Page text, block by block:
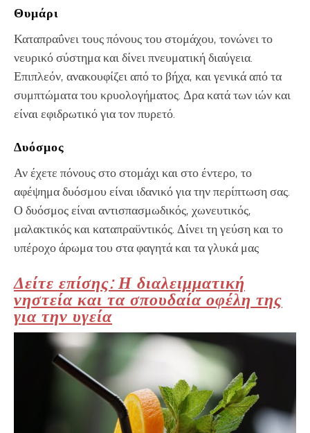
Θυμάρι
Καταπραΰνει τους πόνους του στομάχου, τονώνει το
νευρικό σύστημα και δίνει πνευματική διαύγεια.
Επιπλεόν, ανακουφίζει από το βήχα, και γενικά από τα
συμπτώματα του κρυολογήματος. Δρα κατά των ιών και
είναι εφιδρωτικό για τον πυρετό.
Δυόσμος
Αν έχετε πόνους στο στομάχι και στο έντερο, το
αφέψημα δυόσμου είναι ιδανικό για την περίπτωση σας.
Ο δυόσμος είναι αντισπασμωδικός, χωνευτικός,
μαλακτικός και καταπραϋντικός. Δίνει τη γεύση και το
υπέροχο άρωμα του στα φαγητά και τα γλυκά μας
Δείτε επίσης: Η διαλειμματική
νηστεία και τα σπουδαία οφέλη της
για την υγεία